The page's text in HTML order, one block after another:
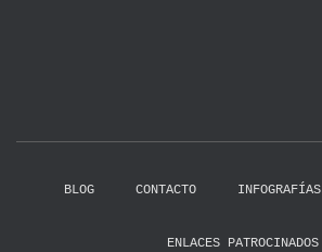
BLOG CONTACTO INFOGRAFÍAS
ENLACES PATROCINADOS